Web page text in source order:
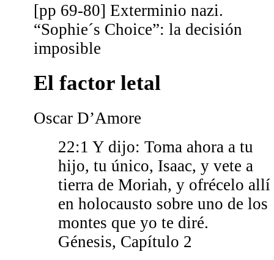
[pp 69-80] Exterminio nazi.
“Sophie´s Choice”: la decisión
imposible
El factor letal
Oscar D’Amore
22:1 Y dijo: Toma ahora a tu
hijo, tu único, Isaac, y vete a
tierra de Moriah, y ofrécelo allí
en holocausto sobre uno de los
montes que yo te diré.
Génesis, Capítulo 2